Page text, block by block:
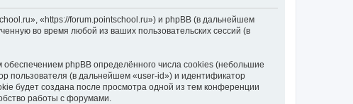
«https://forum.pointschool.ru») и phpBB (в дальнейшем
во время любой из ваших пользовательских сессий (в
phpBB определённого числа cookies (небольшие
пользователя (в дальнейшем «user-id») и идентификатор
будет создана после просмотра одной из тем конференции
работы с форумами.